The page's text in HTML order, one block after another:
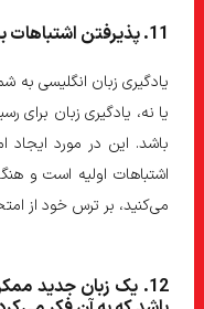
11. پذیرفتن اشتباهات
یادگیری زبان انگلیسی به
یا نه، یادگیری زبان برای
باشد. این در مورد ایجاد
اشتباهات اولیه است و
می‌کنید، بر ترس خود از
12. یک زبان جدید